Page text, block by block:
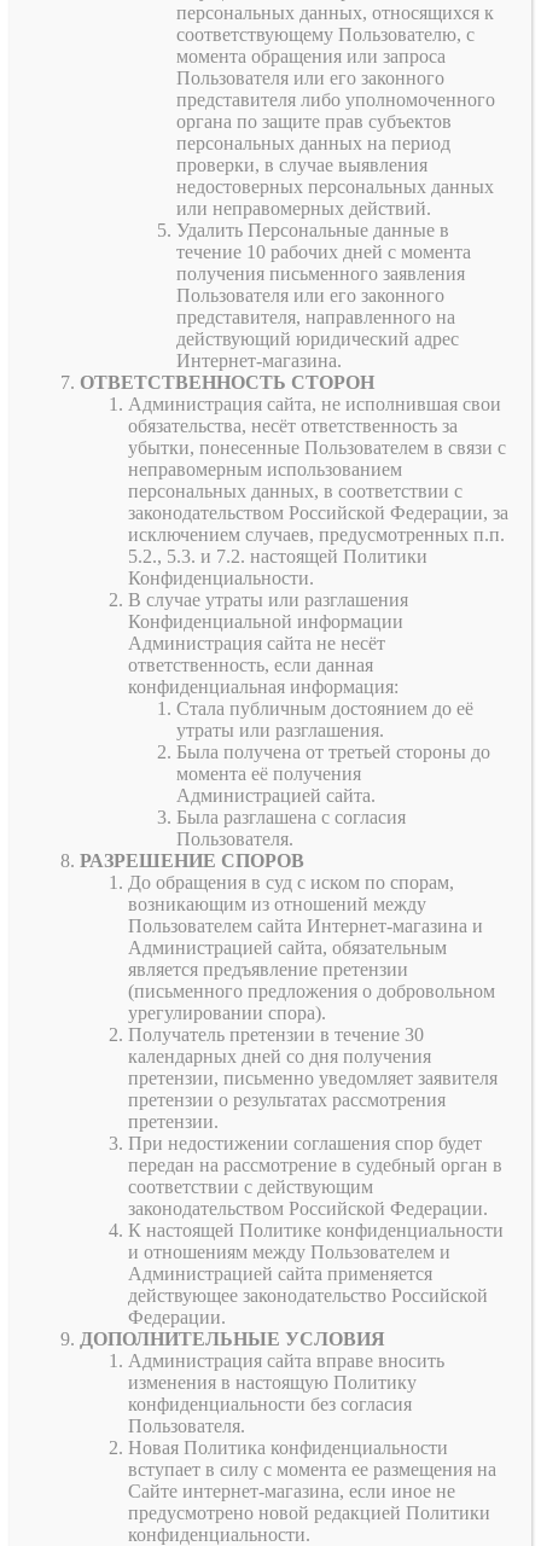
персональных данных, относящихся к
соответствующему Пользователю, с
момента обращения или запроса
Пользователя или его законного
представителя либо уполномоченного
органа по защите прав субъектов
персональных данных на период
проверки, в случае выявления
недостоверных персональных данных
или неправомерных действий.
Удалить Персональные данные в
течение 10 рабочих дней с момента
получения письменного заявления
Пользователя или его законного
представителя, направленного на
действующий юридический адрес
Интернет-магазина.
ОТВЕТСТВЕННОСТЬ СТОРОН
Администрация сайта, не исполнившая свои
обязательства, несёт ответственность за
убытки, понесенные Пользователем в связи с
неправомерным использованием
персональных данных, в соответствии с
законодательством Российской Федерации, за
исключением случаев, предусмотренных п.п.
5.2., 5.3. и 7.2. настоящей Политики
Конфиденциальности.
В случае утраты или разглашения
Конфиденциальной информации
Администрация сайта не несёт
ответственность, если данная
конфиденциальная информация:
Стала публичным достоянием до её
утраты или разглашения.
Была получена от третьей стороны до
момента её получения
Администрацией сайта.
Была разглашена с согласия
Пользователя.
РАЗРЕШЕНИЕ СПОРОВ
До обращения в суд с иском по спорам,
возникающим из отношений между
Пользователем сайта Интернет-магазина и
Администрацией сайта, обязательным
является предъявление претензии
(письменного предложения о добровольном
урегулировании спора).
Получатель претензии в течение 30
календарных дней со дня получения
претензии, письменно уведомляет заявителя
претензии о результатах рассмотрения
претензии.
При недостижении соглашения спор будет
передан на рассмотрение в судебный орган в
соответствии с действующим
законодательством Российской Федерации.
К настоящей Политике конфиденциальности
и отношениям между Пользователем и
Администрацией сайта применяется
действующее законодательство Российской
Федерации.
ДОПОЛНИТЕЛЬНЫЕ УСЛОВИЯ
Администрация сайта вправе вносить
изменения в настоящую Политику
конфиденциальности без согласия
Пользователя.
Новая Политика конфиденциальности
вступает в силу с момента ее размещения на
Сайте интернет-магазина, если иное не
предусмотрено новой редакцией Политики
конфиденциальности.